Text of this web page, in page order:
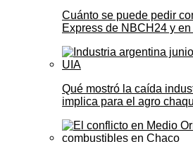
Cuánto se puede pedir
Express de NBCH24 y
Qué mostró la caída
implica para el agro